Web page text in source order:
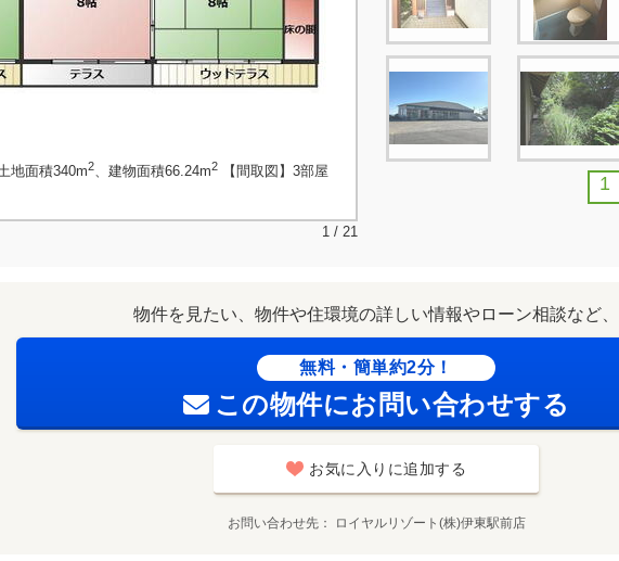
地面積340m2、建物面積66.24m2 【間取図】3部屋
1 / 21
1
物件を見たい、物件や住環境の詳しい情報やローン相談など、
無料・簡単約2分！
この物件にお問い合わせする
お気に入りに追加する
お問い合わせ先 ロイヤルリゾート(株)伊東駅前店